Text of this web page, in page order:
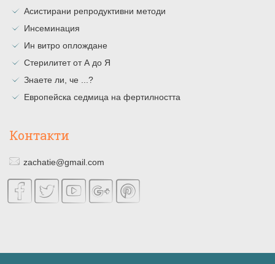
Асистирани репродуктивни методи
Инсеминация
Ин витро оплождане
Стерилитет от А до Я
Знаете ли, че ...?
Европейска седмица на фертилността
Контакти
zachatie@gmail.com